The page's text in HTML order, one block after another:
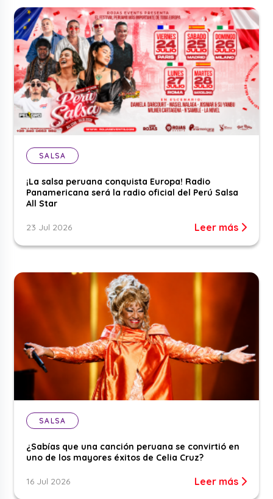
SALSA
¡La salsa peruana conquista Europa! Radio
Panamericana será la radio oficial del Perú Salsa
All Star
23 Jul 2026 Leer más
SALSA
¿Sabías que una canción peruana se convirtió en
uno de los mayores éxitos de Celia Cruz?
16 Jul 2026 Leer más